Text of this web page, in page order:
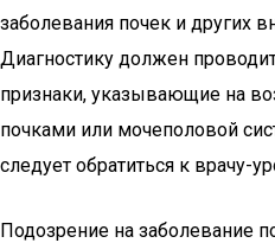
заболевания почек и других
Диагностику должен
признаки, указывающие на
почками или мочеполовой
следует обратиться к врачу-
Подозрение на заболевание